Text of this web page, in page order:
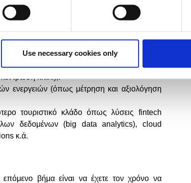
Use necessary cookies only
κ.α.)
μαρίνες (διαχείριση σκαφών/ταξιδιωτών,
solutions), όπως εφαρμογές και λύσεις
waste, ανακύκλωση υλικών κ.ά. (ενδεικτικά
εγκαταστάσεων, μουσείων αλλά και
κ.τ.λ.),.
ενεργειών (όπως μέτρηση και αξιολόγηση
τουριστικό κλάδο όπως λύσεις fintech
δεδομένων (big data analytics), cloud
κ.ά.
βήμα είναι να έχετε τον χρόνο να